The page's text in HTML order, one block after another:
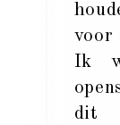
voor
Ik
dit